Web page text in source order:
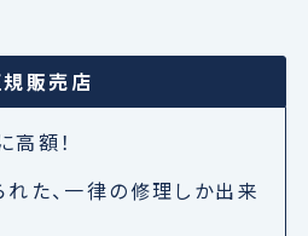
販売店
額！
た、一律の修理しか出来